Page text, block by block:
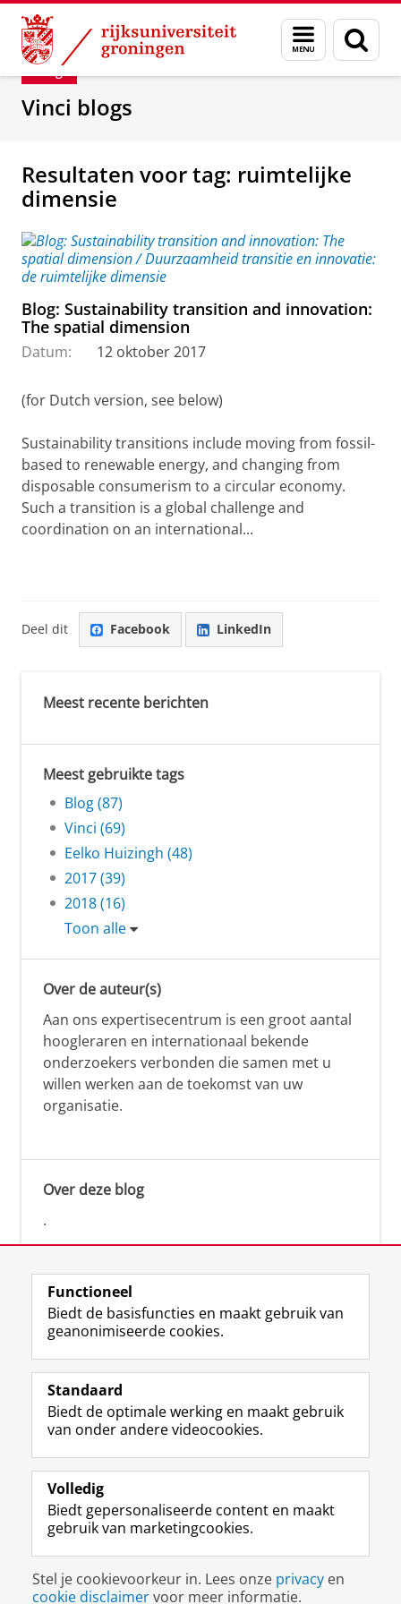
Skip
Content
Skip
Navigation
Menu
en
zoeken
Department of Innovation Management &
Blog
Vinci blogs
Resultaten voor tag: ruimtelijke
dimensie
Blog: Sustainability transition and innovation:
The spatial dimension
Datum: 12 oktober 2017
(for Dutch version, see below)
Sustainability transitions include moving from fossil-
based to renewable energy, and changing from
disposable consumerism to a circular economy.
Such a transition is a global challenge and
coordination on an international...
Deel dit Facebook LinkedIn
Meest recente berichten
Meest gebruikte tags
Blog (87)
Vinci (69)
Eelko Huizingh (48)
2017 (39)
2018 (16)
Toon alle
Over de auteur(s)
Aan ons expertisecentrum is een groot aantal
hoogleraren en internationaal bekende
onderzoekers verbonden die samen met u
willen werken aan de toekomst van uw
organisatie.
Over deze blog
.
Volg de RUG
F
a
e
b
o
p
a
i
n
a
L
i
k
e
I
-
p
g
i
n
R
S
-
f
e
R
k
s
u
I
n
t
r
m
c
c
o
Y
o
T
e
k
a
a
Studiekiezers
Alumni
Over ons
Disclaimer & Copyright
Inloggen
Functioneel
Biedt de basisfuncties en maakt gebruik van
geanonimiseerde cookies.
Standaard
Biedt de optimale werking en maakt gebruik
van onder andere videocookies.
Volledig
Biedt gepersonaliseerde content en maakt
gebruik van marketingcookies.
Stel je cookievoorkeur in. Lees onze privacy en
cookie disclaimervoor meer informatie.